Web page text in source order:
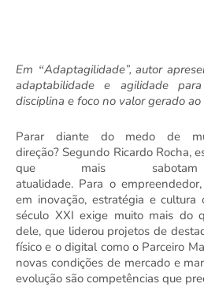
Em “Adaptagilidade”, autor
adaptabilidade e agilidade
disciplina e foco no valor gerado
Parar diante domedo de
direção? Segundo Ricardo Rocha,
que mais
atualidade. Para o
em inovação, estratégia e cultura
século XXI exige muito mais do
dele, que liderou projetos de
físico e o digital como o Parceiro
novas condições de mercado e
evolução são competências que